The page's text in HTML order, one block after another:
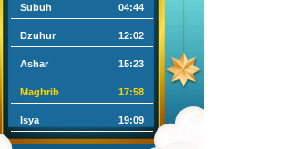
Subuh 04:44
Dzuhur 12:02
Ashar 15:23
Maghrib 17:58
Isya 19:09